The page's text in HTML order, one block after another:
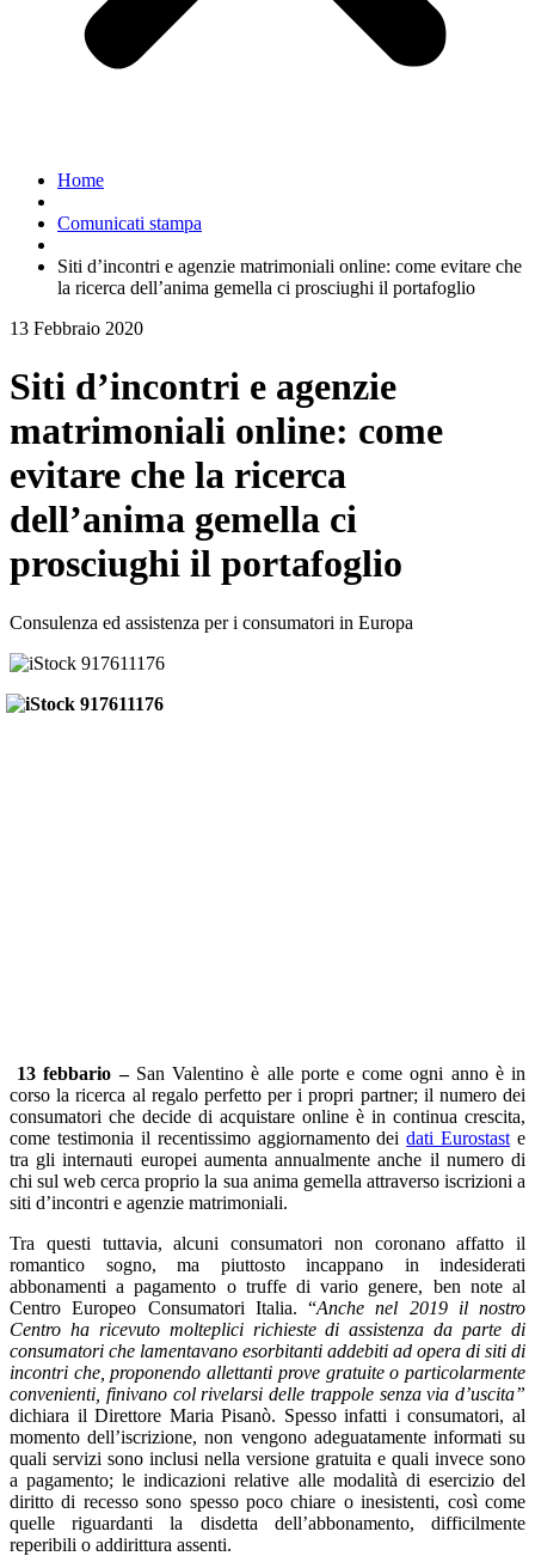
Home
Comunicati stampa
Siti d’incontri e agenzie matrimoniali online: come evitare che
la ricerca dell’anima gemella ci prosciughi il portafoglio
13 Febbraio 2020
Siti d’incontri e agenzie
matrimoniali online: come
evitare che la ricerca
dell’anima gemella ci
prosciughi il portafoglio
Consulenza ed assistenza per i consumatori in Europa
13 febbario – San Valentino è alle porte e come ogni anno è in
corso la ricerca al regalo perfetto per i propri partner; il numero dei
consumatori che decide di acquistare online è in continua crescita,
come testimonia il recentissimo aggiornamento deidati Eurostast e
tra gli internauti europei aumenta annualmente anche il numero di
chi sul web cerca proprio la sua anima gemella attraverso iscrizioni a
siti d’incontri e agenzie matrimoniali.
Tra questi tuttavia, alcuni consumatori non coronano affatto il
romantico sogno, ma piuttosto incappano in indesiderati
abbonamenti a pagamento o truffe di vario genere, ben note al
Centro Europeo Consumatori Italia. “Anche nel 2019 il nostro
Centro ha ricevuto molteplici richieste di assistenza da parte di
consumatori che lamentavano esorbitanti addebiti ad opera di siti di
incontri che, proponendo allettanti prove gratuite o particolarmente
convenienti, finivano col rivelarsi delle trappole senza via d’uscita”
dichiara il Direttore Maria Pisanò. Spesso infatti i consumatori, al
momento dell’iscrizione, non vengono adeguatamente informati su
quali servizi sono inclusi nella versione gratuita e quali invece sono
a pagamento; le indicazioni relative alle modalità di esercizio del
diritto di recesso sono spesso poco chiare o inesistenti, così come
quelle riguardanti la disdetta dell’abbonamento, difficilmente
reperibili o addirittura assenti.